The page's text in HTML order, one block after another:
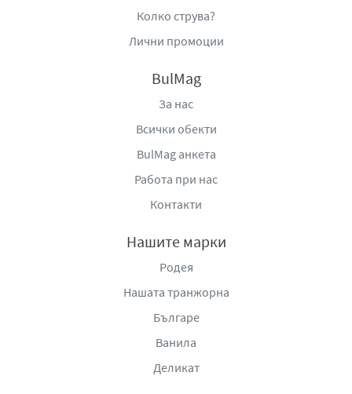
Колко струва?
Лични промоции
BulMag
За нас
Всички обекти
BulMag анкета
Работа при нас
Контакти
Нашите марки
Родея
Нашата транжорна
Българе
Ванила
Деликат